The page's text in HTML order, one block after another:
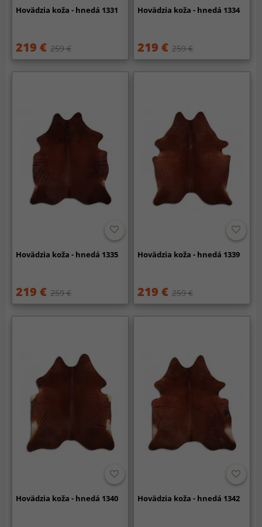
Hovädzia koža - hnedá 1331
219 € 259 €
Hovädzia koža - hnedá 1334
219 € 259 €
Hovädzia koža - hnedá 1335
219 € 259 €
Hovädzia koža - hnedá 1339
219 € 259 €
Hovädzia koža - hnedá 1340 Hovädzia koža - hnedá 1342